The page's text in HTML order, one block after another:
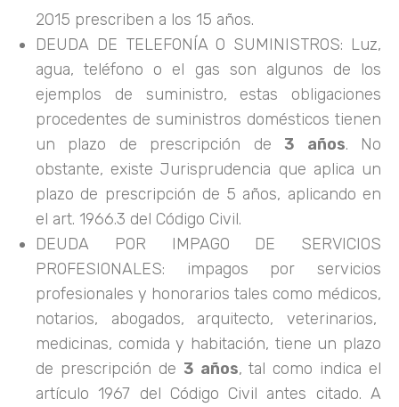
2015 prescriben a los 15 años.
DEUDA DE TELEFONÍA O SUMINISTROS: Luz,
agua, teléfono o el gas son algunos de los
ejemplos de suministro, estas obligaciones
procedentes de suministros domésticos tienen
un plazo de prescripción de 3 años. No
obstante, existe Jurisprudencia que aplica un
plazo de prescripción de 5 años, aplicando en
el art. 1966.3 del Código Civil.
DEUDA POR IMPAGO DE SERVICIOS
PROFESIONALES: impagos por servicios
profesionales y honorarios tales como médicos,
notarios, abogados, arquitecto, veterinarios,
medicinas, comida y habitación, tiene un plazo
de prescripción de 3 años, tal como indica el
artículo 1967 del Código Civil antes citado. A